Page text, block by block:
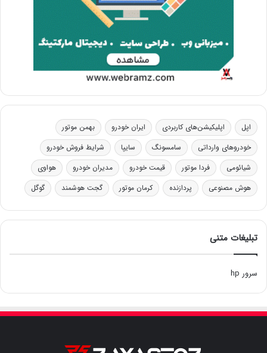
اپل اپلیکیشن‌های کاربردی ایران خودرو
بهمن موتور
خودروهای وارداتی
سامسونگ سایپا
شرایط فروش خودرو
شیائومی
فردا موتور قیمت خودرو مدیران خودرو
هواوی
هوش مصنوعی
پردازنده کرمان موتور گجت هوشمند گوگل
تبلیغات متنی
سرور hp